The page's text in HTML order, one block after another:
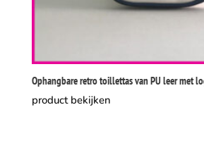
Ophangbare retro toillettas van PU leer met
product bekijken